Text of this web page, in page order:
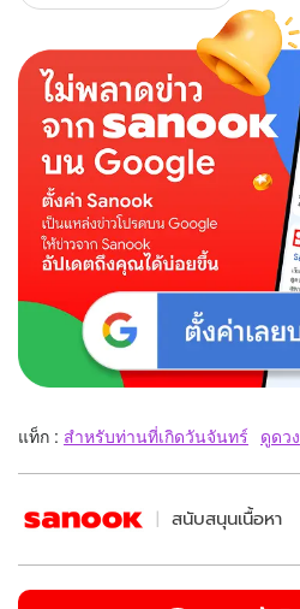
แท็ก : สำหรับท่านที่เกิดวันจันทร์ ดูดวง
สนับสนุนเนื้อหา